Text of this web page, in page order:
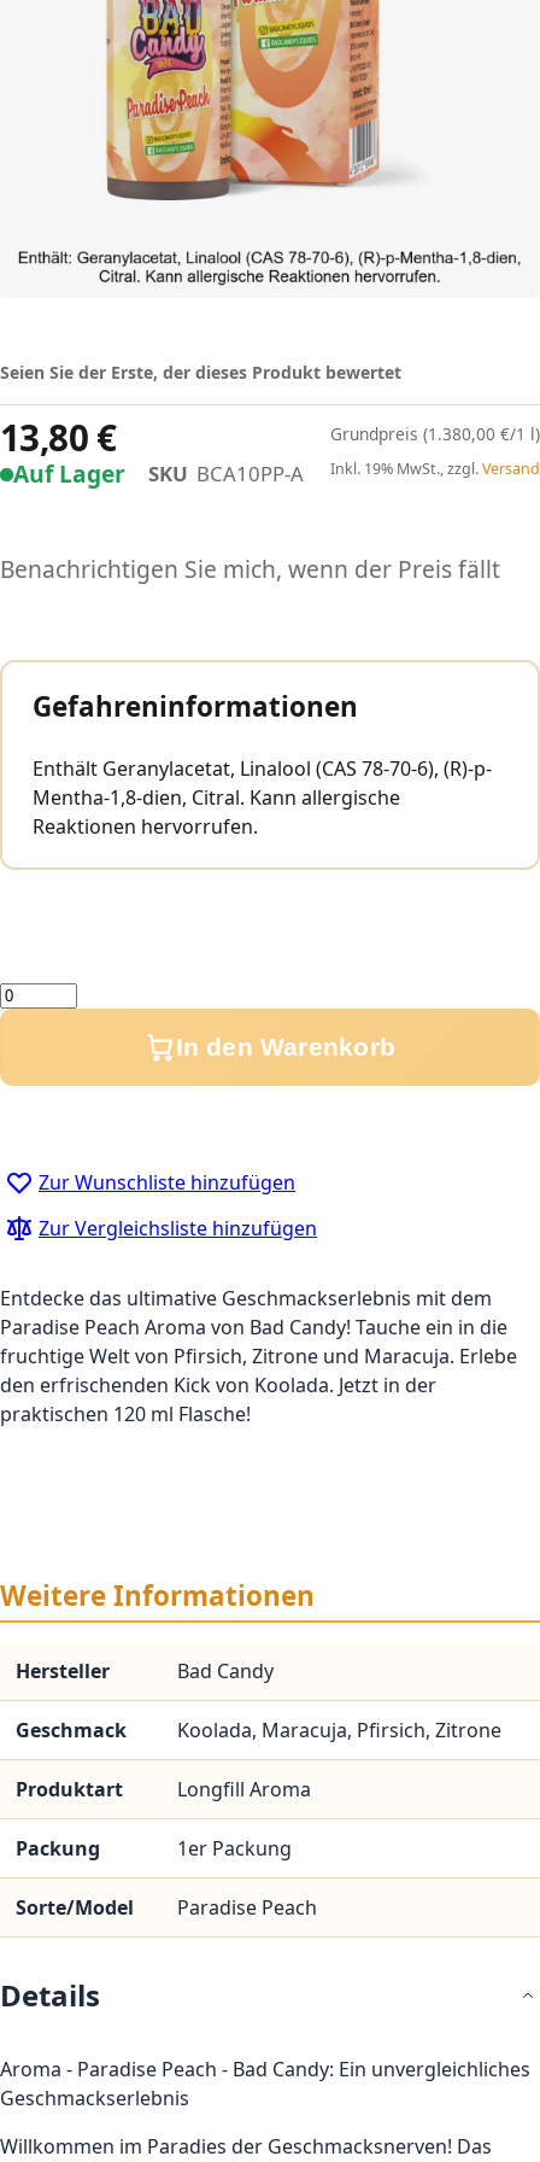
Auf Lager SKU BCA10PP-A
Seien Sie der Erste, der dieses Produkt bewertet
13,80 € (1.380,00 €/1 l)
Inkl. 19% MwSt., zzgl.Versand
Benachrichtigen Sie mich, wenn der Preis fällt
Gefahreninformationen
Enthält Geranylacetat, Linalool (CAS 78-70-6), (R)-p-
Mentha-1,8-dien, Citral. Kann allergische
Reaktionen hervorrufen.
Menge
In den Warenkorb
Zur Wunschliste hinzufügen
Zur Vergleichsliste hinzufügen
Entdecke das ultimative Geschmackserlebnis mit dem
Paradise Peach Aroma von Bad Candy! Tauche ein in die
fruchtige Welt von Pfirsich, Zitrone und Maracuja. Erlebe
den erfrischenden Kick von Koolada. Jetzt in der
praktischen 120 ml Flasche!
Weitere Informationen
Hersteller Bad Candy
Geschmack Koolada, Maracuja, Pfirsich, Zitrone
Produktart Longfill Aroma
Packung 1er Packung
Sorte/Model Paradise Peach
Details
Aroma - Paradise Peach - Bad Candy: Ein unvergleichliches
Geschmackserlebnis
Willkommen im Paradies der Geschmacksnerven! Das